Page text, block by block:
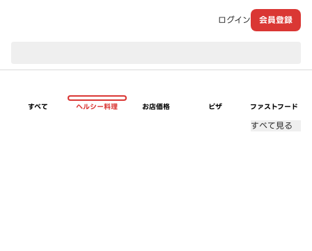
ログイン 会員登録
すべて ヘルシー料理 お店価格 ピザ ファストフード
すべて見る